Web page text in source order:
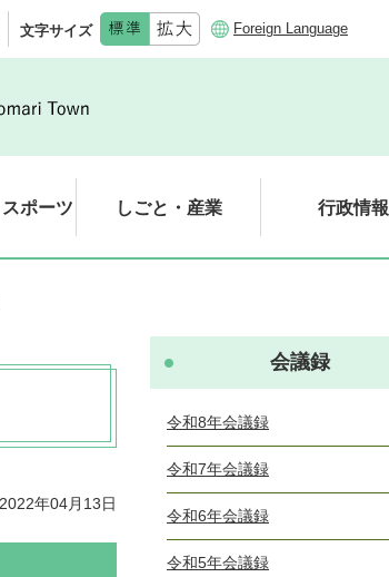
文字サイズ Foreign Language
ポーツ しごと・産業 行政情報
年04月13日
会議録
令和8年会議録
令和7年会議録
令和6年会議録
令和5年会議録